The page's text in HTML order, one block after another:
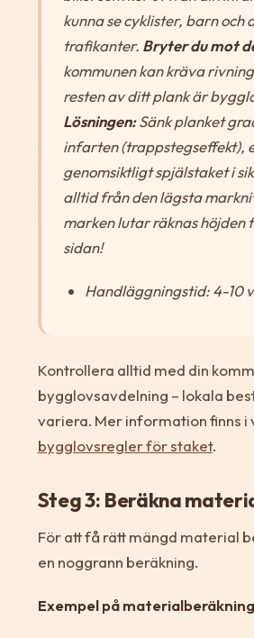
kunna se cyklister, barn och
trafikanter. Bryter du mot
kommunen kan kräva
resten av ditt plank är
Lösningen:Sänk planket
infarten (trappstegseffekt),
genomsiktligt spjälstaket i
alltid från den lägsta
marken lutar räknas höjden
sidan!
Handläggningstid: 4-10
Kontrollera alltid med din
bygglovsavdelning – lokala
variera. Mer information finns i
bygglovsregler för staket.
Steg 3: Beräkna
För att få rätt mängd material
en noggrann beräkning.
Exempel på